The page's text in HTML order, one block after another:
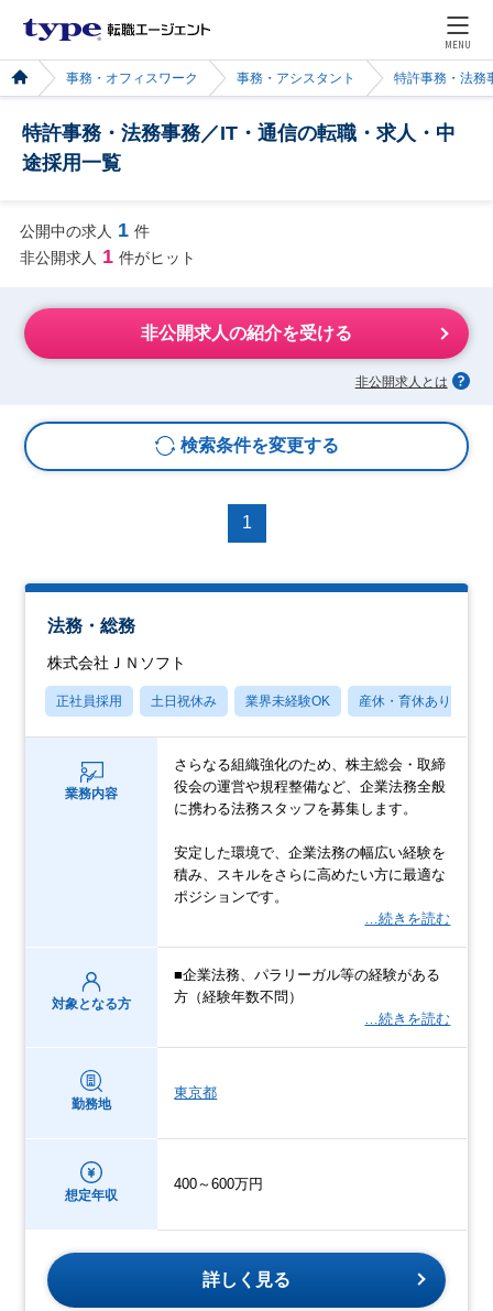
MENU
事務・オフィスワーク 事務・アシスタント 特許事務・法務
特許事務・法務事務／IT・通信の転職・求人・中
途採用一覧
公開中の求人 1 件
非公開求人 1 件がヒット
非公開求人の紹介を受ける
非公開求人とは
検索条件を変更する
1
法務・総務
株式会社ＪＮソフト
正社員採用 土日祝休み 業界未経験OK 産休・育休あり
業務内容
さらなる組織強化のため、株主総会・取締
役会の運営や規程整備など、企業法務全般
に携わる法務スタッフを募集します。
安定した環境で、企業法務の幅広い経験を
積み、スキルをさらに高めたい方に最適な
ポジションです。
…続きを読む
対象となる方
■企業法務、パラリーガル等の経験がある
方（経験年数不問）
…続きを読む
勤務地
東京都
想定年収
400～600万円
詳しく見る